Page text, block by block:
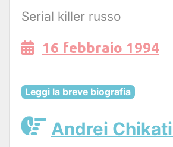
Serial killer russo
16 febbraio 1994
Leggi la breve biografia
Andrei